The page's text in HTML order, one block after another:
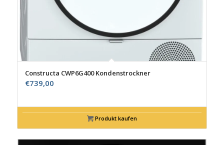
Constructa CWP6G400 Kondenstrockner
€739,00
Produkt kaufen